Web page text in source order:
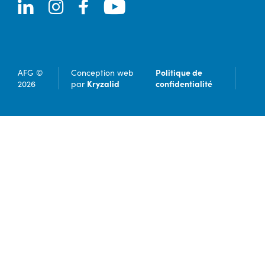
AFG ©
2026
Conception web
par Kryzalid
Politique de
confidentialité